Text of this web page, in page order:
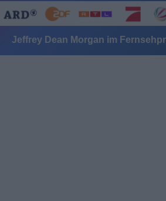
Jeffrey Dean Morgan im